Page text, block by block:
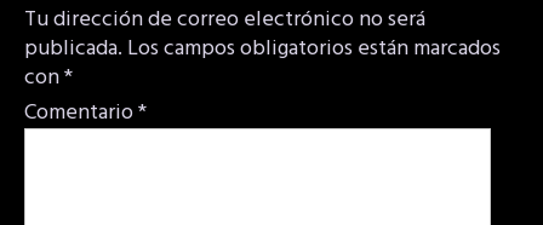
Tu dirección de correo electrónico no será
publicada. Los campos obligatorios están marcados
con*
Comentario*